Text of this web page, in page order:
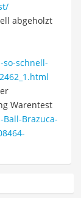
abgeholzt
schnell-
Warentest
Brazuca-